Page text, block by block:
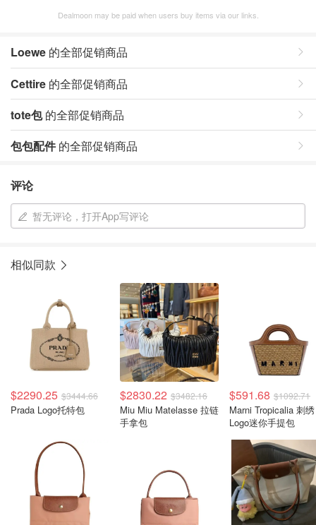
Dealmoon may be paid when users buy items via our links.
Loewe 的全部促销商品
Cettire 的全部促销商品
tote包的全部促销商品
包包配件的全部促销商品
评论
暂无评论，打开App写评论
相似同款
$2290.25 $3444.66
Prada Logo托特包
$2830.22 $3482.16
Miu Miu Matelasse 拉链
手拿包
$591.68 $1092.71
Marni Tropicalia 刺绣
Logo迷你手提包